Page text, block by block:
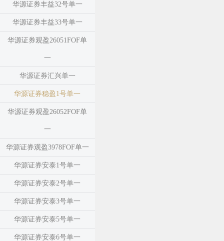
华源证券丰益32号单一
华源证券丰益33号单一
华源证券观盈26051FOF单
一
华源证券汇兴单一
华源证券稳盈1号单一
华源证券观盈26052FOF单
一
华源证券观盈3978FOF单一
华源证券安泰1号单一
华源证券安泰2号单一
华源证券安泰3号单一
华源证券安泰5号单一
华源证券安泰6号单一